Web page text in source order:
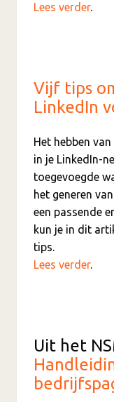
Lees verder.
Vijf tips
LinkedIn
Het hebben
in je LinkedIn-
toegevoegde
het generen
een passende
kun je in dit
tips.
Lees verder.
Uit het